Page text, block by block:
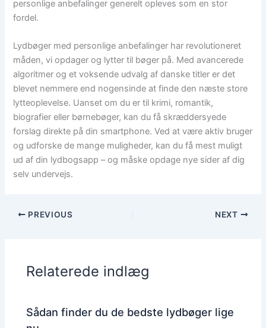
personlige anbefalinger generelt opleves som en stor
fordel.
Lydbøger med personlige anbefalinger har revolutioneret
måden, vi opdager og lytter til bøger på. Med avancerede
algoritmer og et voksende udvalg af danske titler er det
blevet nemmere end nogensinde at finde den næste store
lytteoplevelse. Uanset om du er til krimi, romantik,
biografier eller børnebøger, kan du få skræddersyede
forslag direkte på din smartphone. Ved at være aktiv bruger
og udforske de mange muligheder, kan du få mest muligt
ud af din lydbogsapp – og måske opdage nye sider af dig
selv undervejs.
PREVIOUS NEXT
Relaterede indlæg
Sådan finder du de bedste lydbøger lige